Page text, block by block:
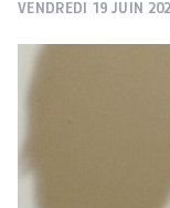
VENDREDI 19 JUIN